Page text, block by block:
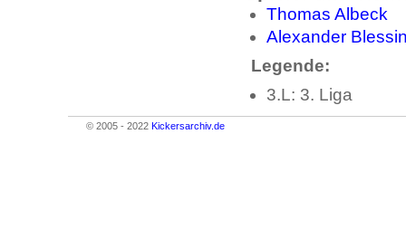
Thomas Albeck
Alexander
Legende:
3.L: 3. Liga
© 2005 - 2022 Kickersarchiv.de